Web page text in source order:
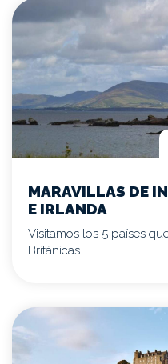
MARAVILLAS DE
E IRLANDA
Visitamos los 5 países
Británicas